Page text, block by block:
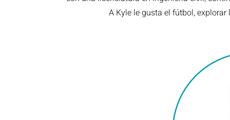
A Kyle le gusta el fútbol, explorar